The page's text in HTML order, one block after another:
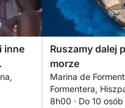
inne
Ruszamy dalej
morze
Marina de
Formentera,
8h00 · Do 10 osób